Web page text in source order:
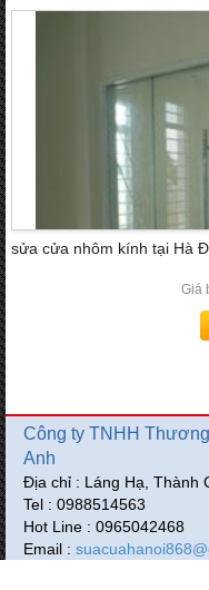
sửa cửa nhôm kính tại Hà
Giá
Công ty TNHH
Anh
Địa chỉ : Láng Hạ, Thành
Tel : 0988514563
Hot Line : 0965042468
Email :